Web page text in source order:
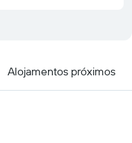
Alojamentos próximos